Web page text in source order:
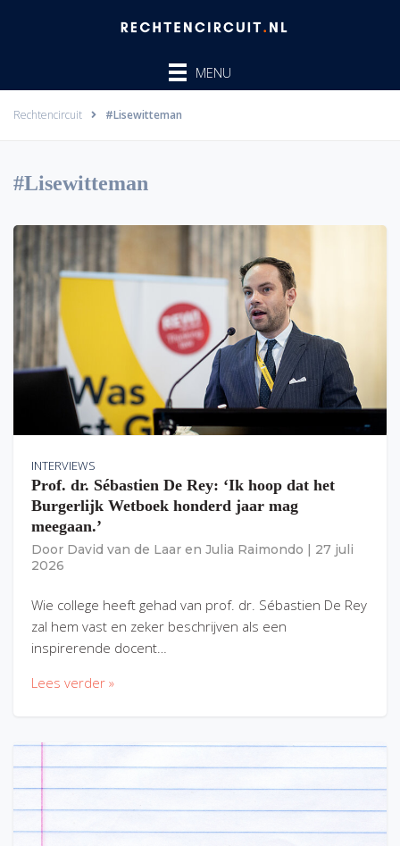
MENU
Rechtencircuit #Lisewitteman
#Lisewitteman
INTERVIEWS
Prof. dr. Sébastien De Rey: ‘Ik hoop dat het
Burgerlijk Wetboek honderd jaar mag
meegaan.’
Door David van de Laar en Julia Raimondo
27 juli
2026
Wie college heeft gehad van prof. dr. Sébastien De Rey
zal hem vast en zeker beschrijven als een
inspirerende docent…
Lees verder »